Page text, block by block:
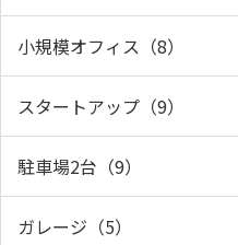
小規模オフィス（8）
スタートアップ（9）
駐車場2台（9）
ガレージ（5）